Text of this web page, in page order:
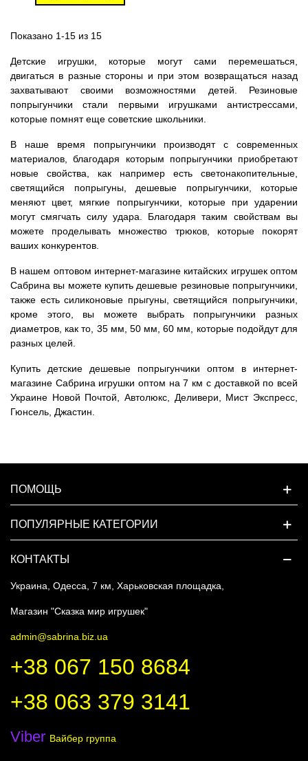
Показано 1-15 из 15
Детские игрушки, которые могут сами перемешаться,
двигаться в разные стороны и при этом возвращаться назад
захватывают своими возможностями детей. Резиновые
попрыгунчики стали первыми игрушками антистрессами,
которые помнят еще советские школьники.
В наше время попрыгунчики производят с современных
материалов, благодаря которым попрыгунчики приобретают
новые свойства, как например есть светонакопительные,
светящийся попрыгуны, дешевые попрыгунчики, которые
меняют цвет, мягкие попрыгунчики, которые при ударении
могут смягчать силу удара. Благодаря таким свойствам вы
можете проделывать множество трюков, которые покорят
ваших конкурентов.
В нашем оптовом интернет-магазине китайских игрушек оптом
Сабрина вы можете купить дешевые резиновые попрыгунчики,
также есть силиконовые прыгуны, светящийся попрыгунчики,
кроме этого, вы можете выбрать попрыгунчики разных
диаметров, как то, 35 мм, 50 мм, 60 мм, которые подойдут для
разных целей.
Купить детские дешевые попрыгунчики оптом в интернет-
магазине Сабрина игрушки оптом на 7 км с доставкой по всей
Украине Новой Почтой, Автолюкс, Деливери, Мист Экспресс,
Гюнсель, Джастин.
ПОМОЩЬ
ПОПУЛЯРНЫЕ КАТЕГОРИИ
КОНТАКТЫ
Украина, Одесса, 7 км, Харьковская площадка,
Магазин "Сказка мир игрушек"
admin@sabrina.biz.ua
+38 067 150 8684
+38 063 379 3141
Viber Вайбер группа